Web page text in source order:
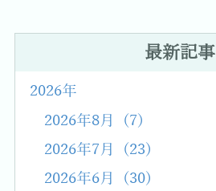
最新記事
2026年
2026年8月 (7)
2026年7月 (23)
2026年6月 (30)